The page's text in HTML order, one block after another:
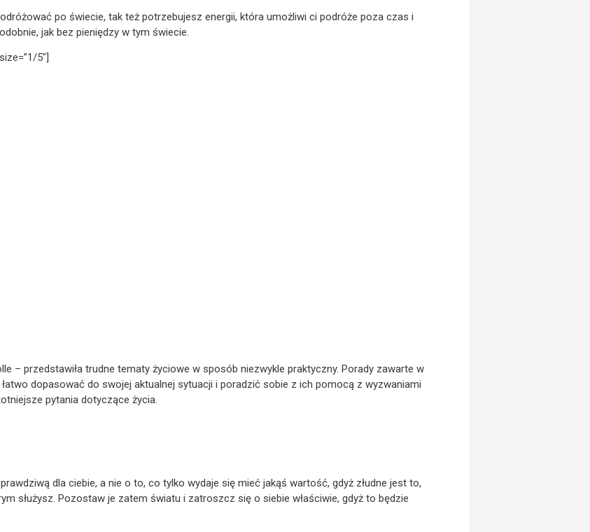
po świecie, tak też potrzebujesz energii, która umożliwi ci podróże poza czas i
jak bez pieniędzy w tym świecie.
5″]
– przedstawiła trudne tematy życiowe w sposób niezwykle praktyczny. Porady zawarte w
dopasować do swojej aktualnej sytuacji i poradzić sobie z ich pomocą z wyzwaniami
pytania dotyczące życia.
dla ciebie, a nie o to, co tylko wydaje się mieć jakąś wartość, gdyż złudne jest to,
służysz. Pozostaw je zatem światu i zatroszcz się o siebie właściwie, gdyż to będzie